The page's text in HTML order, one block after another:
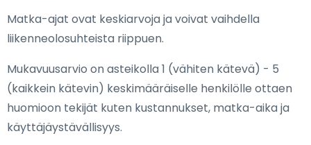
Matka-ajat ovat keskiarvoja ja voivat vaihdella
liikenneolosuhteista riippuen.
Mukavuusarvio on asteikolla 1 (vähiten kätevä) - 5
(kaikkein kätevin) keskimääräiselle henkilölle ottaen
huomioon tekijät kuten kustannukset, matka-aika ja
käyttäjäystävällisyys.